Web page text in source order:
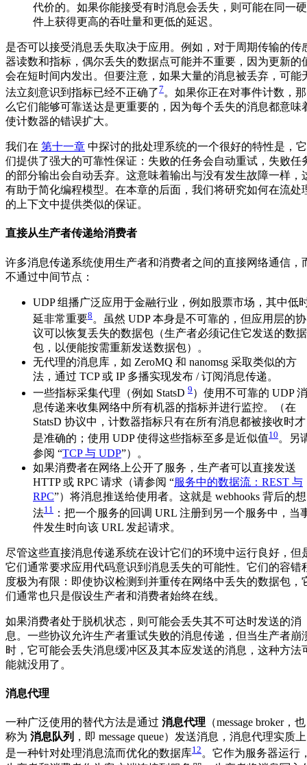
代价的。如果你能接受有时消息会丢失，则可能在同一硬
件上获得更高的吞吐量和更低的延迟。
是否可以接受消息丢失取决于应用。例如，对于周期传输的传
器读数和指标，偶尔丢失的数据点可能并不重要，因为更新的
会在短时间内发出。但要注意，如果大量的消息被丢弃，可能
法立刻意识到指标已经不正确了7 。如果你正在对事件计数，那
么它们能够可靠送达是更重要的，因为每个丢失的消息都意味
使计数器的错误扩大。
我们在 第十一章 中探讨的批处理系统的一个很好的特性是，它
们提供了强大的可靠性保证：失败的任务会自动重试，失败任
的部分输出会自动丢弃。这意味着输出与没有发生故障一样，
有助于简化编程模型。在本章的后面，我们将研究如何在流处
的上下文中提供类似的保证。
直接从生产者传递给消费者
许多消息传递系统使用生产者和消费者之间的直接网络通信，
不通过中间节点：
UDP 组播广泛应用于金融行业，例如股票市场，其中低
延非常重要8 。虽然 UDP 本身是不可靠的，但应用层的协
议可以恢复丢失的数据包（生产者必须记住它发送的数据
包，以便能按需重新发送数据包）。
无代理的消息库，如 ZeroMQ 和 nanomsg 采取类似的方
法，通过 TCP 或 IP 多播实现发布 / 订阅消息传递。
一些指标采集代理（例如 StatsD 9 ）使用不可靠的 UDP 消
息传递来收集网络中所有机器的指标并进行监控。（在
StatsD 协议中，计数器指标只有在所有消息都被接收时才
是准确的；使用 UDP 使得这些指标至多是近似值10。另
参阅 “TCP 与 UDP”）。
如果消费者在网络上公开了服务，生产者可以直接发送
HTTP 或 RPC 请求（请参阅 “服务中的数据流：REST 与
RPC”）将消息推送给使用者。这就是 webhooks 背后的想
法11
：把一个服务的回调 URL 注册到另一个服务中，当
件发生时向该 URL 发起请求。
尽管这些直接消息传递系统在设计它们的环境中运行良好，但
它们通常要求应用代码意识到消息丢失的可能性。它们的容错
度极为有限：即使协议检测到并重传在网络中丢失的数据包，
们通常也只是假设生产者和消费者始终在线。
如果消费者处于脱机状态，则可能会丢失其不可达时发送的消
息。一些协议允许生产者重试失败的消息传递，但当生产者崩
时，它可能会丢失消息缓冲区及其本应发送的消息，这种方法
能就没用了。
消息代理
一种广泛使用的替代方法是通过 消息代理 （message broker，也
称为 消息队列 ，即 message queue）发送消息，消息代理实质上
是一种针对处理消息流而优化的数据库12。它作为服务器运行